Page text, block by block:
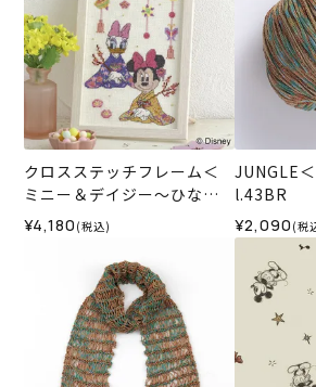
クロスステッチフレーム＜
ミニー＆デイジー～ひなま
つり～＞
¥4,180 (税込)
JUNGLE
l.43BR
¥2,090 (税